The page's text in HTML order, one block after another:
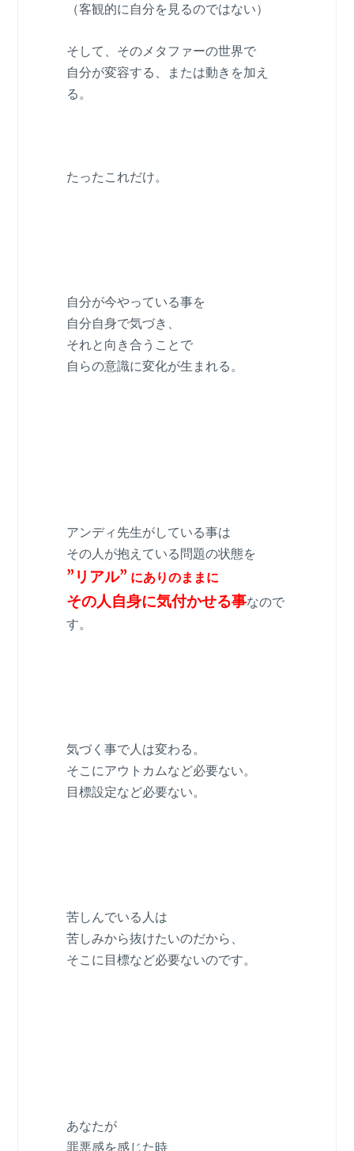
（客観的に自分を見るのではない）
そして、そのメタファーの世界で
自分が変容する、または動きを加え
る。
たったこれだけ。
自分が今やっている事を
自分自身で気づき、
それと向き合うことで
自らの意識に変化が生まれる。
アンディ先生がしている事は
その人が抱えている問題の状態を
”リアル” にありのままに
その人自身に気付かせる事なので
す。
気づく事で人は変わる。
そこにアウトカムなど必要ない。
目標設定など必要ない。
苦しんでいる人は
苦しみから抜けたいのだから、
そこに目標など必要ないのです。
あなたが
罪悪感を感じた時、